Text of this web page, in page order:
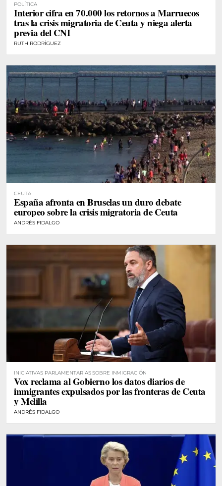
POLÍTICA
Interior cifra en 70.000 los retornos a Marruecos
tras la crisis migratoria de Ceuta y niega alerta
previa del CNI
RUTH RODRÍGUEZ
CEUTA
España afronta en Bruselas un duro debate
europeo sobre la crisis migratoria de Ceuta
ANDRÉS FIDALGO
INICIATIVAS PARLAMENTARIAS SOBRE INMIGRACIÓN
Vox reclama al Gobierno los datos diarios de
inmigrantes expulsados por las fronteras de Ceuta
y Melilla
ANDRÉS FIDALGO